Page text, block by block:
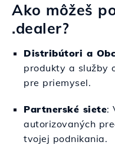
Ako môžeš
.dealer?
Distribútori a
produkty a služby
pre priemysel.
Partnerské siete:
autorizovaných
tvojej podnikania.